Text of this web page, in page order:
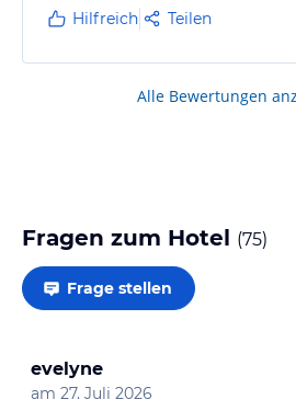
Hilfreich Teilen
Alle Bewertungen
Fragen zum Hotel (75)
Frage stellen
evelyne
am 27. Juli 2026